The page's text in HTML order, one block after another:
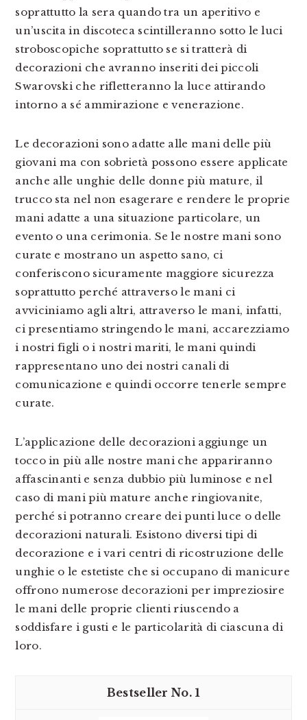
soprattutto la sera quando tra un aperitivo e
un’uscita in discoteca scintilleranno sotto le luci
stroboscopiche soprattutto se si tratterà di
decorazioni che avranno inseriti dei piccoli
Swarovski che rifletteranno la luce attirando
intorno a sé ammirazione e venerazione.
Le decorazioni sono adatte alle mani delle più
giovani ma con sobrietà possono essere applicate
anche alle unghie delle donne più mature, il
trucco sta nel non esagerare e rendere le proprie
mani adatte a una situazione particolare, un
evento o una cerimonia. Se le nostre mani sono
curate e mostrano un aspetto sano, ci
conferiscono sicuramente maggiore sicurezza
soprattutto perché attraverso le mani ci
avviciniamo agli altri, attraverso le mani, infatti,
ci presentiamo stringendo le mani, accarezziamo
i nostri figli o i nostri mariti, le mani quindi
rappresentano uno dei nostri canali di
comunicazione e quindi occorre tenerle sempre
curate.
L’applicazione delle decorazioni aggiunge un
tocco in più alle nostre mani che appariranno
affascinanti e senza dubbio più luminose e nel
caso di mani più mature anche ringiovanite,
perché si potranno creare dei punti luce o delle
decorazioni naturali. Esistono diversi tipi di
decorazione e i vari centri di ricostruzione delle
unghie o le estetiste che si occupano di manicure
offrono numerose decorazioni per impreziosire
le mani delle proprie clienti riuscendo a
soddisfare i gusti e le particolarità di ciascuna di
loro.
1